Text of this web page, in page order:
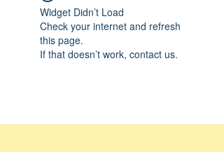
Widget Didn’t Load
Check your internet and refresh
this page.
If that doesn’t work, contact us.